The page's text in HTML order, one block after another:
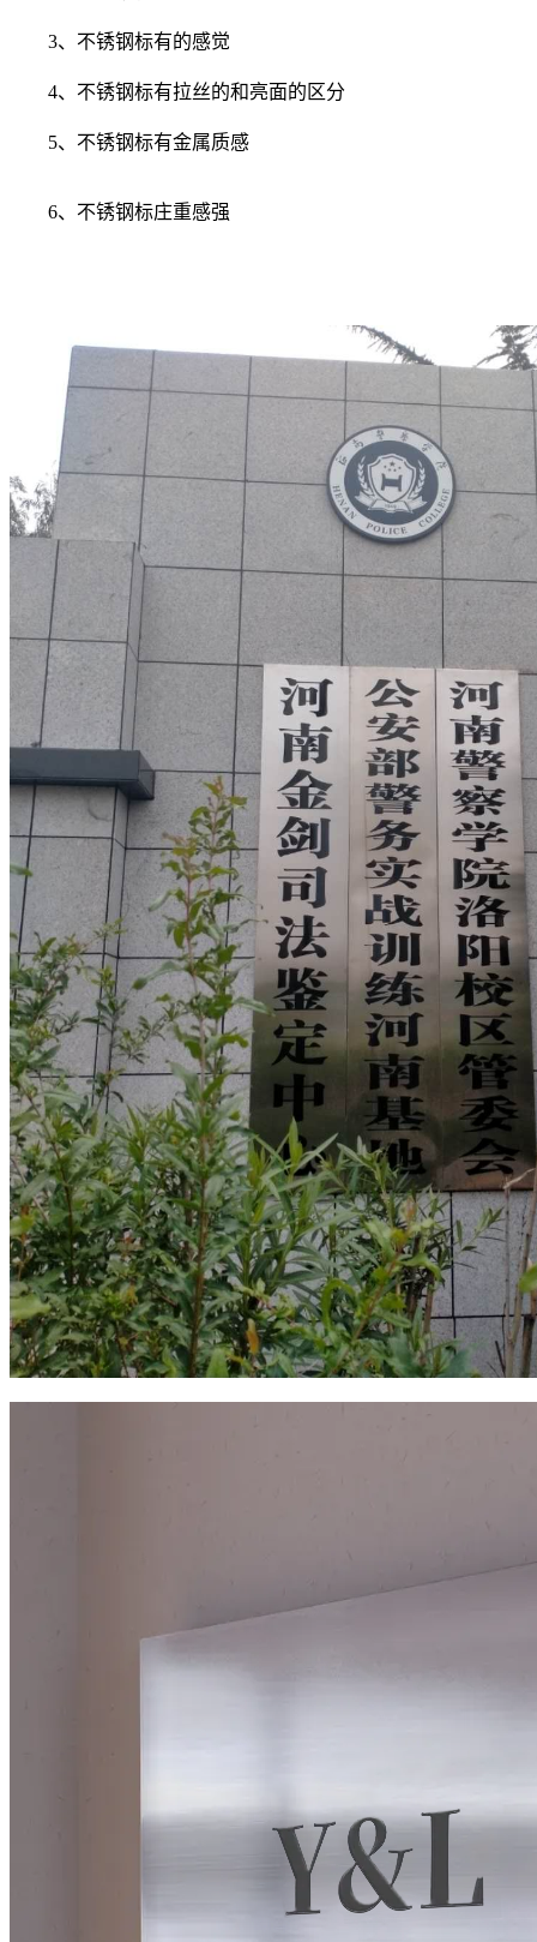
3、不锈钢标有的感觉
4、不锈钢标有拉丝的和亮面的区分
5、不锈钢标有金属质感
6、不锈钢标庄重感强